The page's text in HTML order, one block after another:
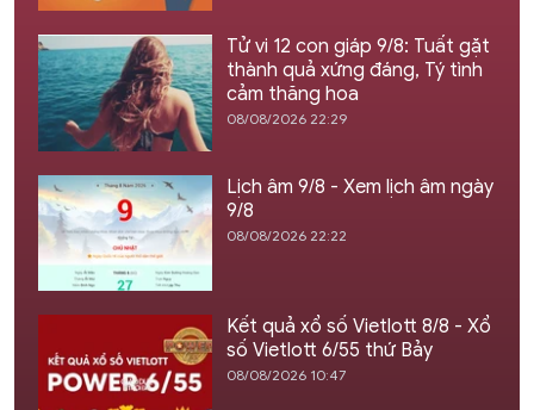
Tử vi 12 con giáp 9/8: Tuất gặt
thành quả xứng đáng, Tý tình
cảm thăng hoa
08/08/2026 22:29
Lịch âm 9/8 - Xem lịch âm ngày
9/8
08/08/2026 22:22
Kết quả xổ số Vietlott 8/8 - Xổ
số Vietlott 6/55 thứ Bảy
08/08/2026 10:47